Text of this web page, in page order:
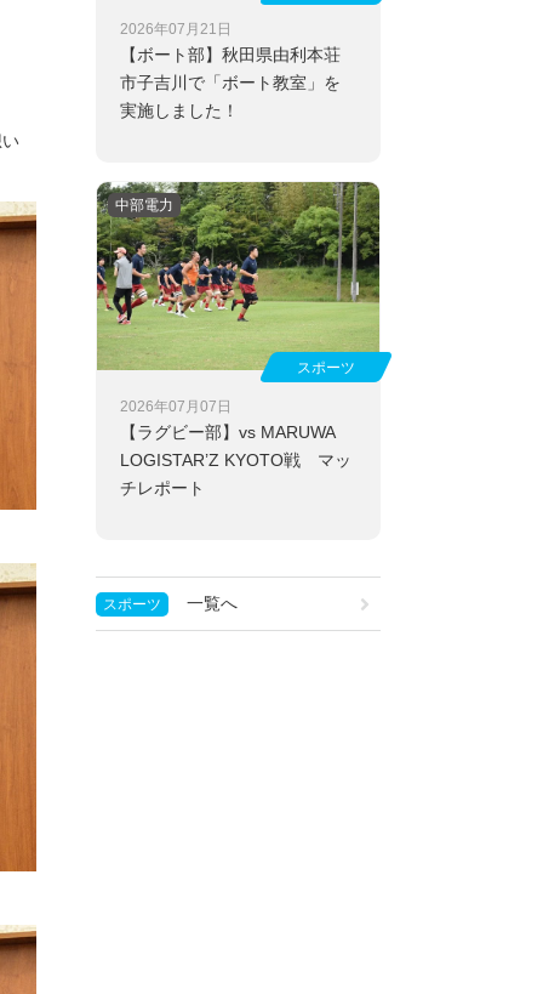
2026年07月21日
【ボート部】秋田県由利本荘
市子吉川で「ボート教室」を
実施しました！
2026年07月07日
【ラグビー部】vs MARUWA
LOGISTAR’Z KYOTO戦 マッ
チレポート
スポーツ
中部電力
スポーツ 一覧へ